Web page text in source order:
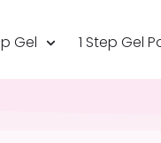
Gel 1 Step Gel